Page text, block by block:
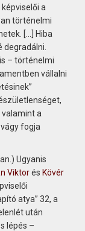
a
történelmi
[…] Hiba
– történelmi
vállalni
a
fogja
Ugyanis
Viktorés Kövér
atya” 32, a
után
lépés –